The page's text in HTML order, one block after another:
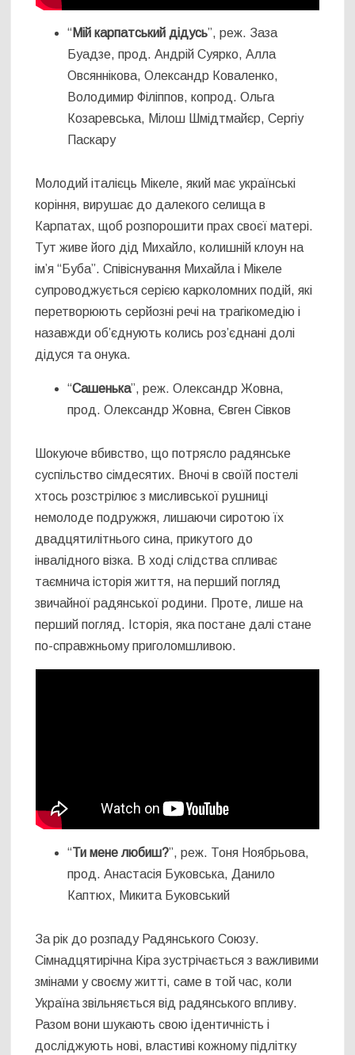
“Мій карпатський дідусь”, реж. Заза
Буадзе, прод. Андрій Суярко, Алла
Овсяннікова, Олександр Коваленко,
Володимир Філіппов, копрод. Ольга
Козаревська, Мілош Шмідтмайєр, Сергіу
Паскару
Молодий італієць Мікеле, який має українські
коріння, вирушає до далекого селища в
Карпатах, щоб розпорошити прах своєї матері.
Тут живе його дід Михайло, колишній клоун на
ім’я “Буба”. Співіснування Михайла і Мікеле
супроводжується серією карколомних подій, які
перетворюють серйозні речі на трагікомедію і
назавжди об’єднують колись роз’єднані долі
дідуся та онука.
“Сашенька”, реж. Олександр Жовна,
прод. Олександр Жовна, Євген Сівков
Шокуюче вбивство, що потрясло радянське
суспільство сімдесятих. Вночі в своїй постелі
хтось розстрілює з мисливської рушниці
немолоде подружжя, лишаючи сиротою їх
двадцятилітнього сина, прикутого до
інвалідного візка. В ході слідства спливає
таємнича історія життя, на перший погляд
звичайної радянської родини. Проте, лише на
перший погляд. Історія, яка постане далі стане
по-справжньому приголомшливою.
“Ти мене любиш?”, реж. Тоня Ноябрьова,
прод. Анастасія Буковська, Данило
Каптюх, Микита Буковський
За рік до розпаду Радянського Союзу.
Сімнадцятирічна Кіра зустрічається з важливими
змінами у своєму житті, саме в той час, коли
Україна звільняється від радянського впливу.
Разом вони шукають свою ідентичність і
досліджують нові, властиві кожному підлітку